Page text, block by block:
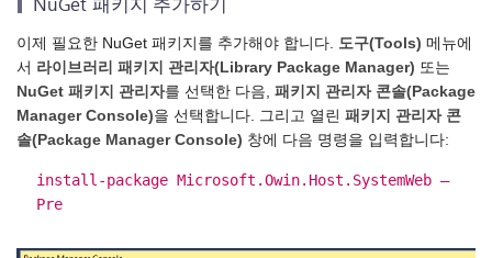
이제 필요한 NuGet 패키지를 추가해야 합니다. 도구(Tools) 메뉴에
서 라이브러리 패키지 관리자(Library Package Manager) 또는
NuGet 패키지 관리자를 선택한 다음, 패키지 관리자 콘솔(Package
Manager Console)을 선택합니다. 그리고 열린 패키지 관리자 콘
솔(Package Manager Console) 창에 다음 명령을 입력합니다:
install-package Microsoft.Owin.Host.SystemWeb –
Pre